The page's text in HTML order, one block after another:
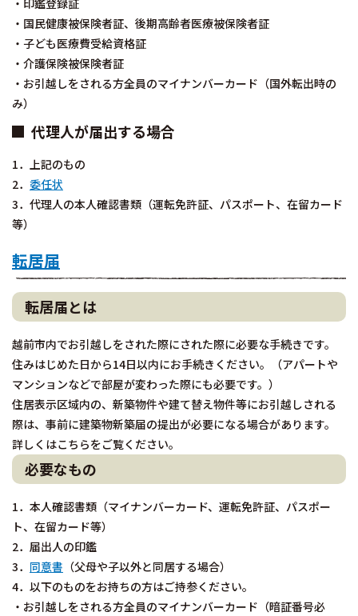
・印鑑登録証
・国民健康被保険者証、後期高齢者医療被保険者証
・子ども医療費受給資格証
・介護保険被保険者証
・お引越しをされる方全員のマイナンバーカード（国外転出時の
み）
代理人が届出する場合
1．上記のもの
2． 委任状
3．代理人の本人確認書類（運転免許証、パスポート、在留カード
等）
転居届
転居届とは
越前市内でお引越しをされた際にされた際に必要な手続きです。
住みはじめた日から14日以内にお手続きください。（アパートや
マンションなどで部屋が変わった際にも必要です。）
住居表示区域内の、新築物件や建て替え物件等にお引越しされる
際は、事前に建築物新築届の提出が必要になる場合があります。
詳しくはこちらをご覧ください。
必要なもの
1．本人確認書類（マイナンバーカード、運転免許証、パスポー
ト、在留カード等）
2．届出人の印鑑
3． 同意書 （父母や子以外と同居する場合）
4．以下のものをお持ちの方はご持参ください。
・お引越しをされる方全員のマイナンバーカード（暗証番号必